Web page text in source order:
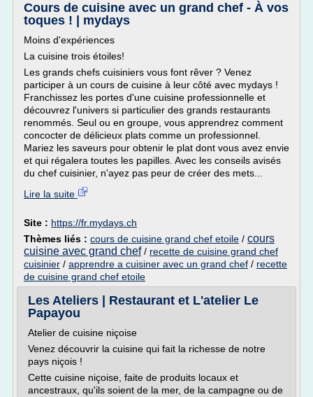
Cours de cuisine avec un grand chef - À vos
toques ! | mydays
Moins d'expériences
La cuisine trois étoiles!
Les grands chefs cuisiniers vous font rêver ? Venez
participer à un cours de cuisine à leur côté avec mydays !
Franchissez les portes d'une cuisine professionnelle et
découvrez l'univers si particulier des grands restaurants
renommés. Seul ou en groupe, vous apprendrez comment
concocter de délicieux plats comme un professionnel.
Mariez les saveurs pour obtenir le plat dont vous avez envie
et qui régalera toutes les papilles. Avec les conseils avisés
du chef cuisinier, n'ayez pas peur de créer des mets...
Lire la suite
Site : https://fr.mydays.ch
Thèmes liés : cours de cuisine grand chef etoile / cours
cuisine avec grand chef/ recette de cuisine grand chef
cuisinier / apprendre a cuisiner avec un grand chef / recette
de cuisine grand chef etoile
Les Ateliers | Restaurant et L'atelier Le
Papayou
Atelier de cuisine niçoise
Venez découvrir la cuisine qui fait la richesse de notre
pays niçois !
Cette cuisine niçoise, faite de produits locaux et
ancestraux, qu'ils soient de la mer, de la campagne ou de